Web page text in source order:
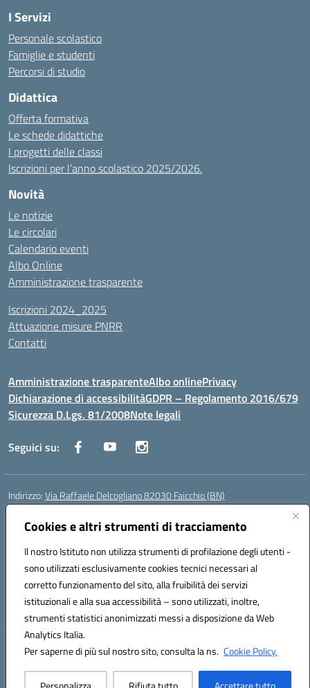
Cookies e altri strumenti di tracciamento
Il nostro Istituto non utilizza strumenti di profilazione degli utenti -
sono utilizzati esclusivamente cookies tecnici necessari al
corretto funzionamento del sito, alla fruibilità dei servizi
istituzionali e alla sua accessibilità – sono utilizzati, inoltre,
strumenti statistici anonimizzati messi a disposizione da Web
Analytics Italia.
Per saperne di più sul nostro sito, consulta la ns. Cookie Policy.
I Servizi
Personale scolastico
Famiglie e studenti
Percorsi di studio
Didattica
Offerta formativa
Le schede didattiche
I progetti delle classi
Iscrizioni per l’anno scolastico 2025/2026.
Novità
Le notizie
Le circolari
Calendario eventi
Albo Online
Amministrazione trasparente
Iscrizioni 2024_2025
Attuazione misure PNRR
Contatti
Amministrazione trasparenteAlbo onlinePrivacy
Dichiarazione di accessibilitàGDPR – Regolamento 2016/679
Sicurezza D.Lgs. 81/2008Note legali
Seguici su:
Indirizzo:Via Raffaele Delcogliano 82030 Faicchio (BN)
Centralino:
Posta elettronica certificata (PEC):bnis02300v@pec.istruzione.it
Codice fiscale: 90003320620
Codice meccanografico:BNIS02300V
Codice Indice delle Pubbliche Amministrazioni (IPA): istsc_bnis02300v
Codice unico di fatturazione (CUF): UFQEG8
Hosting & Powered by 3D Solution S.r.l.
Concept & Design by Designers Italia